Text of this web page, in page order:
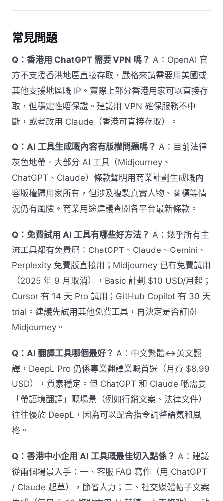
常見問題
Q：香港用 ChatGPT 需要 VPN 嗎？ A：OpenAI 官
方不支援香港地區直接存取，嚴格來講需要用美國或
其他支援地區嘅 IP。實際上部分香港用家可以直接存
取，但穩定性唔保證。建議用 VPN 確保服務不中
斷，或者改用 Claude（香港可直接存取）。
Q：AI 工具生成嘅內容有版權問題嗎？ A：目前法律
灰色地帶。大部分 AI 工具（Midjourney、
ChatGPT、Claude）條款聲明用商業計劃生成嘅內
容版權歸用家所有，但涉及複製真實人物、商標等情
況仍有風險。商業用途建議查閱各平台最新條款。
Q：免費試用 AI 工具有哪些好方法？ A：幾乎所有主
流工具都有免費層：ChatGPT、Claude、Gemini、
Perplexity 免費版直接用；Midjourney 已冇免費試用
（2025 年 9 月取消），Basic 計劃 $10 USD/月起；
Cursor 有 14 天 Pro 試用；GitHub Copilot 有 30 天
trial。建議先試用其他免費工具，再決定是否訂閱
Midjourney。
Q：AI 翻譯工具哪個最好？ A：中文繁體↔英文翻
譯，DeepL Pro 仍係專業翻譯業嘅首選（月費 $8.99
USD），質素穩定。但 ChatGPT 和 Claude 喺需要
「帶語境翻譯」嘅場景（例如行銷文案、法律文件）
往往優於 DeepL，因為可以配合指令調整語氣和風
格。
Q：香港中小企用 AI 工具嘅最佳切入點係？ A：建議
從兩個場景入手：一、客服 FAQ 寫作（用 ChatGPT
/ Claude 起草），節省人力；二、社交媒體帖子文案